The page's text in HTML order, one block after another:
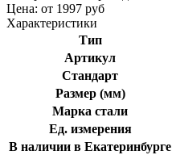
Цена: от 1997 руб
Характеристики
Тип
Артикул
Стандарт
Размер (мм)
Марка стали
Ед. измерения
В наличии в Екатеринбурге